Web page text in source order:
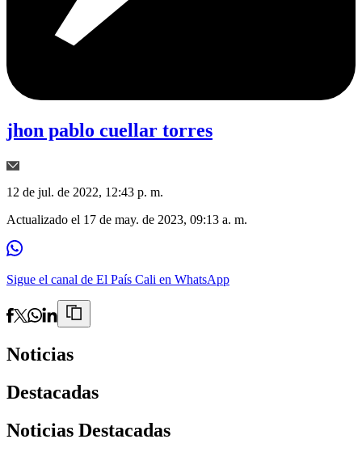
jhon pablo cuellar torres
12 de jul. de 2022, 12:43 p. m.
Actualizado el 17 de may. de 2023, 09:13 a. m.
Sigue el canal de El País Cali en WhatsApp
Noticias
Destacadas
Noticias Destacadas